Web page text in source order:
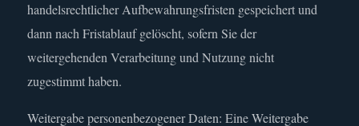
handelsrechtlicher Aufbewahrungsfristen gespeichert und
dann nach Fristablauf gelöscht, sofern Sie der
weitergehenden Verarbeitung und Nutzung nicht
zugestimmt haben.
Weitergabe personenbezogener Daten: Eine Weitergabe